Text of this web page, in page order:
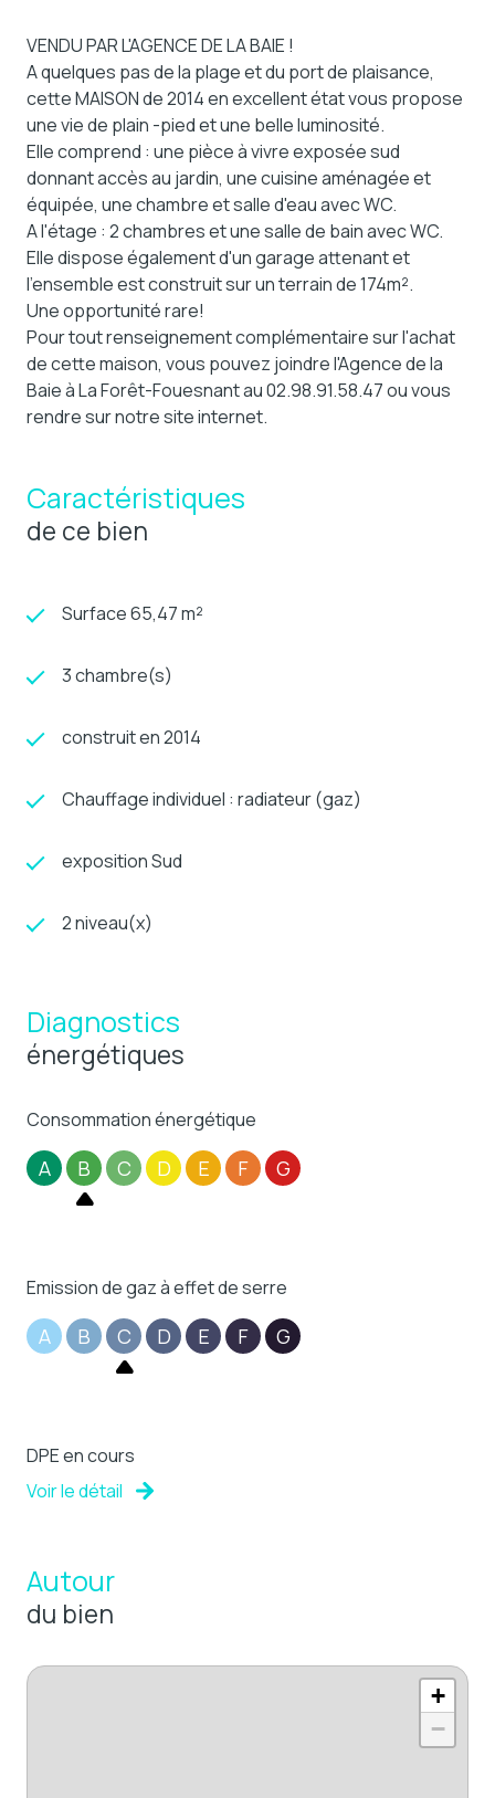
VENDU PAR L'AGENCE DE LA BAIE !
A quelques pas de la plage et du port de plaisance,
cette MAISON de 2014 en excellent état vous propose
une vie de plain -pied et une belle luminosité.
Elle comprend : une pièce à vivre exposée sud
donnant accès au jardin, une cuisine aménagée et
équipée, une chambre et salle d'eau avec WC.
A l'étage : 2 chambres et une salle de bain avec WC.
Elle dispose également d'un garage attenant et
l'ensemble est construit sur un terrain de 174m².
Une opportunité rare!
Pour tout renseignement complémentaire sur l'achat
de cette maison, vous pouvez joindre l'Agence de la
Baie à La Forêt-Fouesnant au 02.98.91.58.47 ou vous
rendre sur notre site internet.
Caractéristiques
de ce bien
Surface 65,47 m²
3 chambre(s)
construit en 2014
Chauffage individuel : radiateur (gaz)
exposition Sud
2 niveau(x)
Diagnostics
énergétiques
Consommation énergétique
A B C D E F G
Emission de gaz à effet de serre
A B C D E F G
DPE en cours
Voir le détail
Autour
du bien
+
−